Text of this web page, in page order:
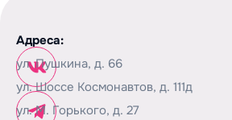
Адреса:
ул. Пушкина, д. 66
ул. Шоссе Космонавтов, д. 111д
ул. М. Горького, д. 27